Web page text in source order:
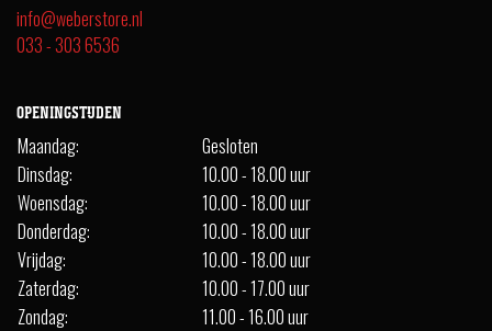
info@weberstore.nl
033 - 303 6536
OPENINGSTIJDEN
Maandag:
Gesloten
Dinsdag:
10.00 - 18.00 uur
Woensdag:
10.00 - 18.00 uur
Donderdag:
10.00 - 18.00 uur
Vrijdag:
10.00 - 18.00 uur
Zaterdag:
10.00 - 17.00 uur
Zondag:
11.00 - 16.00 uur